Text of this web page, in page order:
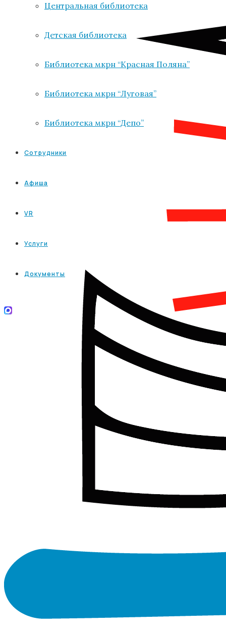
Центральная библиотека
Детская библиотека
Библиотека мкрн “Красная Поляна”
Библиотека мкрн “Луговая”
Библиотека мкрн “Депо”
Сотрудники
Афиша
VR
Услуги
Документы